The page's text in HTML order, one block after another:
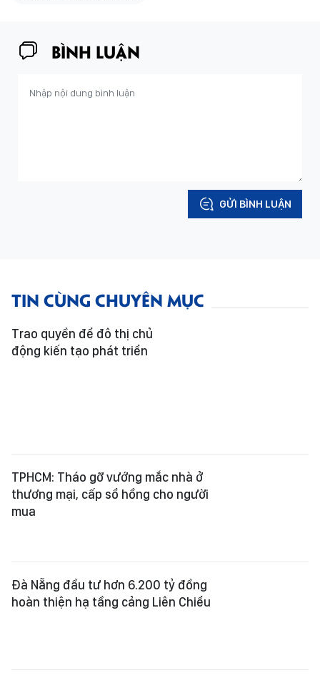
BÌNH LUẬN
GỬI BÌNH LUẬN
TIN CÙNG CHUYÊN MỤC
Trao quyền để đô thị chủ
động kiến tạo phát triển
TPHCM: Tháo gỡ vướng mắc nhà ở
thương mại, cấp sổ hồng cho người
mua
Đà Nẵng đầu tư hơn 6.200 tỷ đồng
hoàn thiện hạ tầng cảng Liên Chiểu